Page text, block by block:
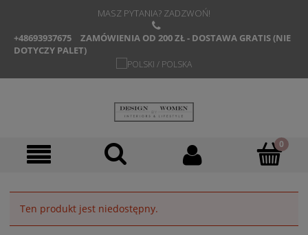
MASZ PYTANIA? ZADZWOŃ!
+48693937675
ZAMÓWIENIA OD 200 ZŁ - DOSTAWA GRATIS (NIE
DOTYCZY PALET)
Ten produkt jest niedostępny.